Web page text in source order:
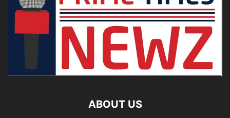
ABOUT US